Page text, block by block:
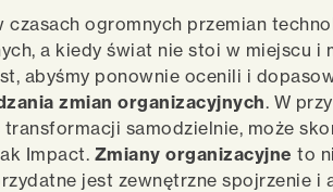
czasach ogromnych przemian
a kiedy świat nie stoi w miejscu i
abyśmy ponownie ocenili i
zmian organizacyjnych. W
samodzielnie, może
Impact. Zmiany organizacyjne to
jest zewnętrzne spojrzenie i